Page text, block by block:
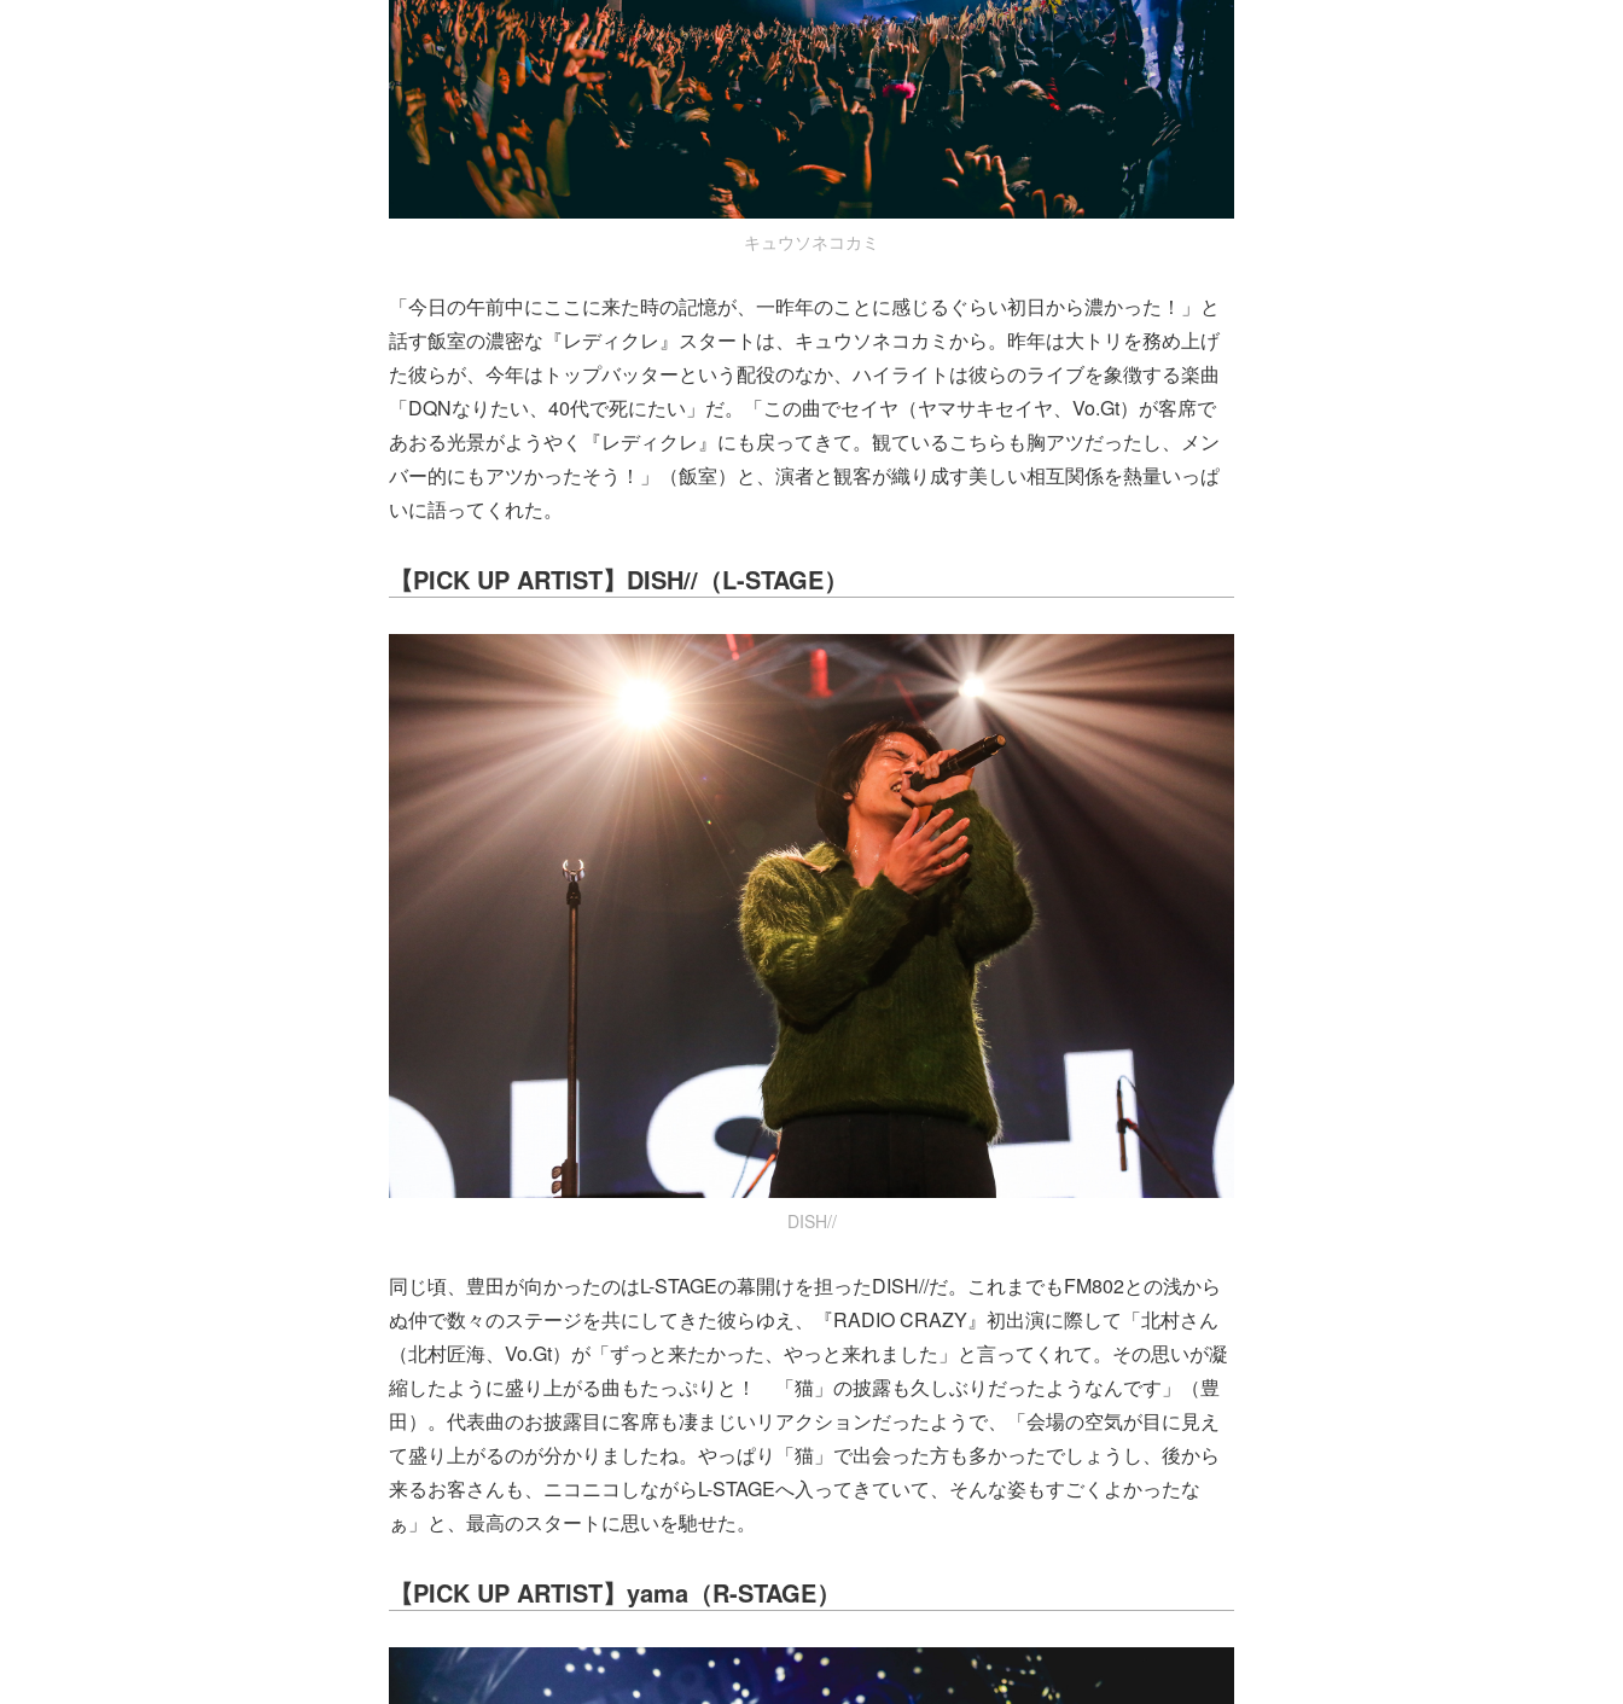
キュウソネコカミ
「今日の午前中にここに来た時の記憶が、一昨年のことに感じるぐらい初日から濃かった！」と
話す飯室の濃密な『レディクレ』スタートは、キュウソネコカミから。昨年は大トリを務め上げ
た彼らが、今年はトップバッターという配役のなか、ハイライトは彼らのライブを象徴する楽曲
「DQNなりたい、40代で死にたい」だ。「この曲でセイヤ（ヤマサキセイヤ、Vo.Gt）が客席で
あおる光景がようやく『レディクレ』にも戻ってきて。観ているこちらも胸アツだったし、メン
バー的にもアツかったそう！」（飯室）と、演者と観客が織り成す美しい相互関係を熱量いっぱ
いに語ってくれた。
【PICK UP ARTIST】DISH//（L-STAGE）
DISH//
同じ頃、豊田が向かったのはL-STAGEの幕開けを担ったDISH//だ。これまでもFM802との浅から
ぬ仲で数々のステージを共にしてきた彼らゆえ、『RADIO CRAZY』初出演に際して「北村さん
（北村匠海、Vo.Gt）が「ずっと来たかった、やっと来れました」と言ってくれて。その思いが凝
縮したように盛り上がる曲もたっぷりと！ 「猫」の披露も久しぶりだったようなんです」（豊
田）。代表曲のお披露目に客席も凄まじいリアクションだったようで、「会場の空気が目に見え
て盛り上がるのが分かりましたね。やっぱり「猫」で出会った方も多かったでしょうし、後から
来るお客さんも、ニコニコしながらL-STAGEへ入ってきていて、そんな姿もすごくよかったな
ぁ」と、最高のスタートに思いを馳せた。
【PICK UP ARTIST】yama（R-STAGE）